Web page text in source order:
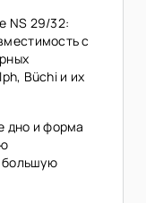
NS 29/32:
с
Büchi и их
дно и форма
большую